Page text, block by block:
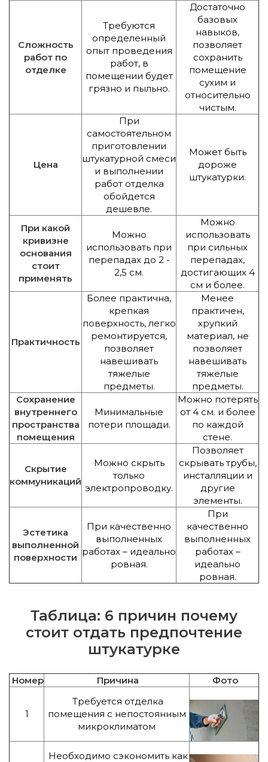
Сложность
работ по
отделке
Требуются
определенный
опыт проведения
работ, в
помещении будет
грязно и пыльно.
Достаточно
базовых
навыков,
позволяет
сохранить
помещение
сухим и
относительно
чистым.
Цена
При
самостоятельном
приготовлении
штукатурной смеси
и выполнении
работ отделка
обойдется
дешевле.
Может быть
дороже
штукатурки.
При какой
кривизне
основания
стоит
применять
Можно
использовать при
перепадах до 2 -
2,5 см.
Можно
использовать
при сильных
перепадах,
достигающих 4
см и более.
Практичность
Более практична,
крепкая
поверхность, легко
ремонтируется,
позволяет
навешивать
тяжелые
предметы.
Менее
практичен,
хрупкий
материал, не
позволяет
навешивать
тяжелые
предметы.
Сохранение
внутреннего
пространства
помещения
Минимальные
потери площади.
Можно потерять
от 4 см. и более
по каждой
стене.
Скрытие
коммуникаций
Можно скрыть
только
электропроводку.
Позволяет
скрывать трубы,
инсталляции и
другие
элементы.
Эстетика
выполненной
поверхности
При качественно
выполненных
работах – идеально
ровная.
При
качественно
выполненных
работах –
идеально
ровная.
Таблица: 6 причин почему
стоит отдать предпочтение
штукатурке
Номер Причина Фото
1
Требуется отделка
помещения с непостоянным
микроклиматом
Необходимо сэкономить как